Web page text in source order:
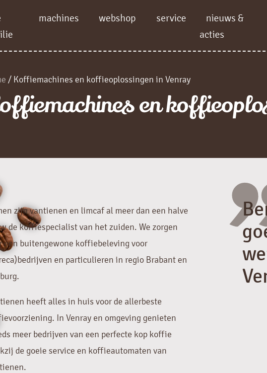
machines webshop service
nieuws &
acties
/ Koffiemachines en koffieoplossingen in Venray
en
zijn vantienen en limcaf al meer dan een halve
de koffiespecialist van het zuiden. We zorgen
een buitengewone koffiebeleving voor
en particulieren in regio Brabant en
heeft alles in huis voor de allerbeste
In Venray en omgeving genieten
meer bedrijven van een perfecte kop koffie
de goeie service en koffieautomaten van